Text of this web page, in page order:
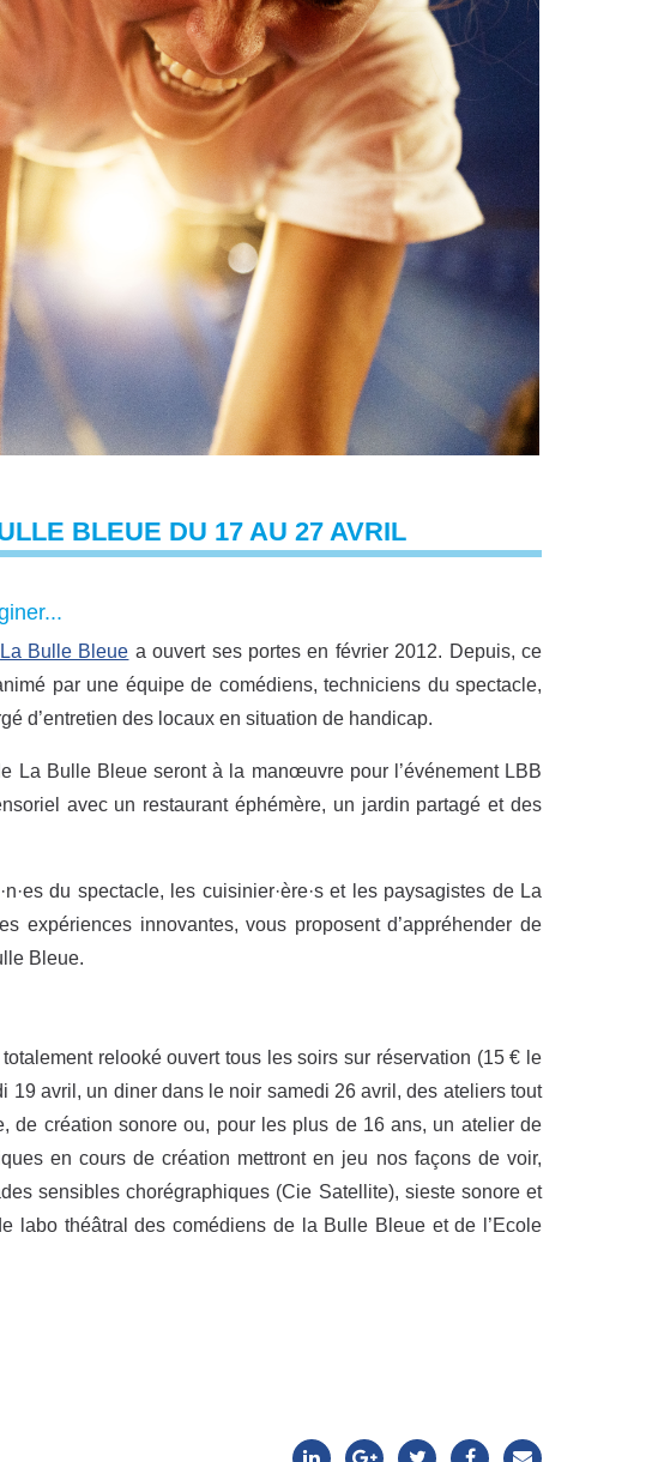
BLEUE DU 17 AU 27 AVRIL
.
La Bulle Bleue a ouvert ses portes en février 2012. Depuis, ce
par une équipe de comédiens, techniciens du spectacle,
d’entretien des locaux en situation de handicap.
La Bulle Bleue seront à la manœuvre pour l’événement LBB
avec un restaurant éphémère, un jardin partagé et des
du spectacle, les cuisinier·ère·s et les paysagistes de La
expériences innovantes, vous proposent d’appréhender de
Bleue.
relooké ouvert tous les soirs sur réservation (15 € le
avril, un diner dans le noir samedi 26 avril, des ateliers tout
de création sonore ou, pour les plus de 16 ans, un atelier de
en cours de création mettront en jeu nos façons de voir,
sensibles chorégraphiques (Cie Satellite), sieste sonore et
labo théâtral des comédiens de la Bulle Bleue et de l’Ecole